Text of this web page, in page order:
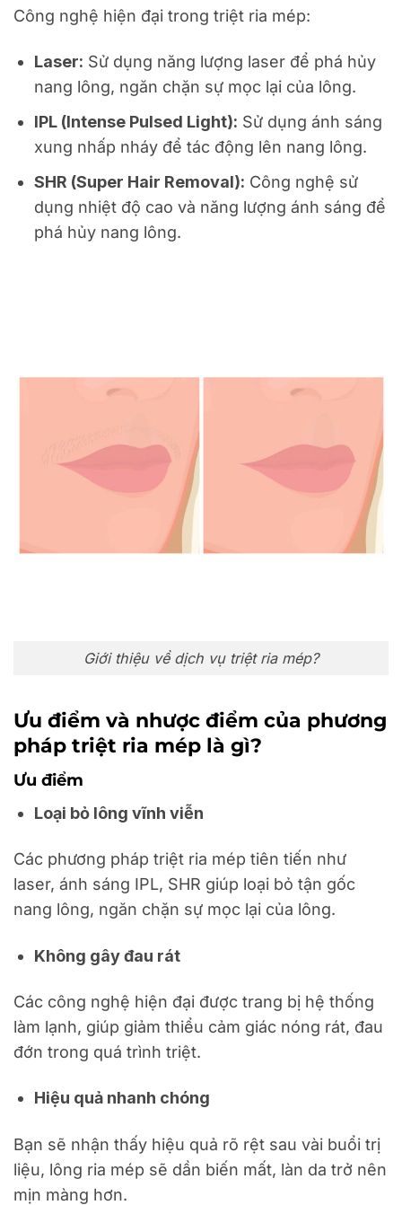
Công nghệ hiện đại trong triệt ria mép:
Laser: Sử dụng năng lượng laser để phá hủy
nang lông, ngăn chặn sự mọc lại của lông.
IPL (Intense Pulsed Light): Sử dụng ánh sáng
xung nhấp nháy để tác động lên nang lông.
SHR (Super Hair Removal): Công nghệ sử
dụng nhiệt độ cao và năng lượng ánh sáng để
phá hủy nang lông.
Giới thiệu về dịch vụ triệt ria mép?
Ưu điểm và nhược điểm của phương
pháp triệt ria mép là gì?
Ưu điểm
Loại bỏ lông vĩnh viễn
Các phương pháp triệt ria mép tiên tiến như
laser, ánh sáng IPL, SHR giúp loại bỏ tận gốc
nang lông, ngăn chặn sự mọc lại của lông.
Không gây đau rát
Các công nghệ hiện đại được trang bị hệ thống
làm lạnh, giúp giảm thiểu cảm giác nóng rát, đau
đớn trong quá trình triệt.
Hiệu quả nhanh chóng
Bạn sẽ nhận thấy hiệu quả rõ rệt sau vài buổi trị
liệu, lông ria mép sẽ dần biến mất, làn da trở nên
mịn màng hơn.